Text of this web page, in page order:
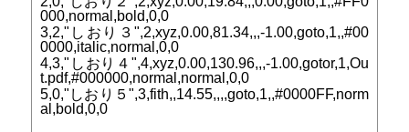
000,normal,bold,0,0
3,2,"しおり３",2,xyz,0.00,81.34,,,-1.00,goto,1,,#00
0000,italic,normal,0,0
4,3,"しおり４",4,xyz,0.00,130.96,,,-1.00,gotor,1,Ou
t.pdf,#000000,normal,normal,0,0
5,0,"しおり５",3,fith,,14.55,,,,goto,1,,#0000FF,norm
al,bold,0,0